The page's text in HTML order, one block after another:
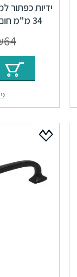
34 מ"מ חום עתיק Classic F23
64